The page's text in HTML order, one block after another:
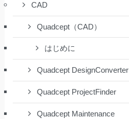
CAD
Quadcept（CAD）
はじめに
Quadcept DesignConverter
Quadcept ProjectFinder
Quadcept Maintenance